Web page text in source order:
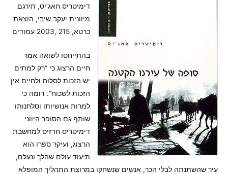
דימיטריס חאג’יס, תירגם
מיוונית יעקב שיבי, הוצאת
כרטא, 215 ,2003 עמודים
בהתייחסו לשואה אמר
חיים הרצוג כי “רק למתים
יש הזכות לסלוח ולחיים אין
הזכות לשכוח”. דומה כי
למרות אנושיותו וסלחנותו
שותף גם הסופר היווני
דימיטריס חדזיס למחשבת
הרצוג, ועיקר ספרו הוא
תיעוד עולם שהלך ונעלם,
עיר שהשתנתה לבלי הכר, אנשים שנשחקו במרוצת התהליך המופלא